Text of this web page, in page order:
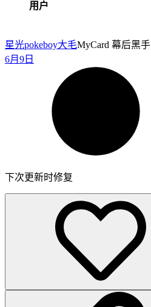
用户
星光pokeboy大毛MyCard 幕后黑手
6月9日
下次更新时修复